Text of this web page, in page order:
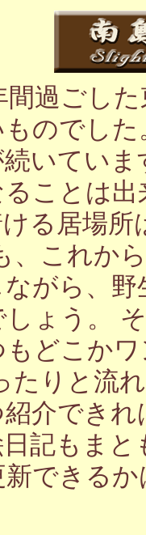
過ごし
のでし
いてい
ことは
る居場
、これか
がら、
ょう。
もどこか
たりと流
介でき
記もま
できる